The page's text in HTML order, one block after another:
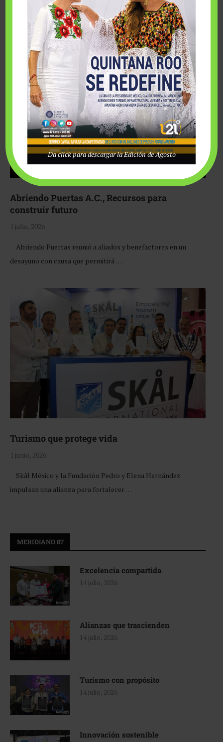
Fairmont Mayakoba y Make-A-Wish México unieron
esfuerzos para hacer realidad el deseo de una …
Abriendo Puertas A.C., Recursos para
construir futuro
1 julio, 2026
Abriendo Puertas reunió a aliados y benefactores en un
desayuno con causa que permitirá …
Turismo que protege vida
1 junio, 2026
Skål México y la Fundación Pedro y Elena Hernández
impulsan una alianza para fortalecer …
MERIDIANO 87
Excelencia compartida
14 julio, 2026
Alianzas que trascienden
14 julio, 2026
Turismo con propósito
14 julio, 2026
Innovación sostenible
Da click para descargar la Edición de Agosto